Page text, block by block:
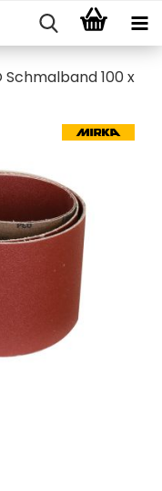
Schmalband 100 x